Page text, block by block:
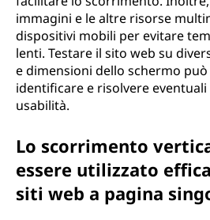
immagini e le altre risorse
dispositivi mobili per evitare
lenti. Testare il sito web su
e dimensioni dello schermo
identificare e risolvere
usabilità.
Lo scorrimento
essere utilizzato
siti web a pagina